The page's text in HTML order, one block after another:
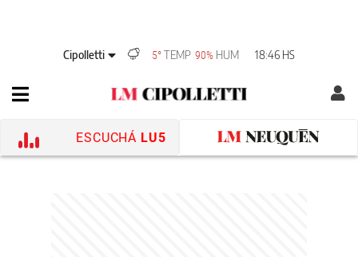
Cipolletti 5° TEMP 90% HUM 18:46 HS
ESCUCHÁ LU5